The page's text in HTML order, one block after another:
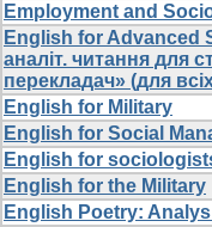
Employment and
English for Advanced
аналіт. читання для
перекладач» (для
English for Military
English for Social
English for
English for the Military
English Poetry: